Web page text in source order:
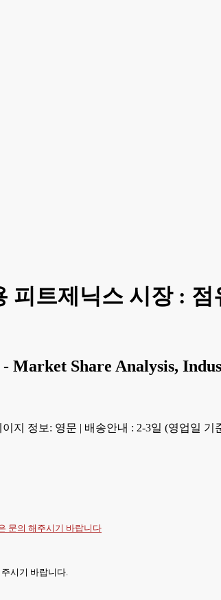
피트제닉스 시장 :
Market Share Analysis,
이지 정보: 영문 | 배송안내 : 2-3일 (영업일 기
문의 해주시기 바랍니다
시기 바랍니다.